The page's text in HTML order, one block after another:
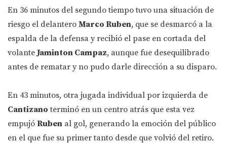
En 36 minutos del segundo tiempo tuvo una situación de
riesgo el delantero Marco Ruben, que se desmarcó a la
espalda de la defensa y recibió el pase en cortada del
volanteJaminton Campaz, aunque fue desequilibrado
antes de rematar y no pudo darle dirección a su disparo.
En 43 minutos, otra jugada individual por izquierda de
Cantizano terminó en un centro atrás que esta vez
empujó Ruben al gol, generando la emoción del público
en el que fue su primer tanto desde que volvió del retiro.